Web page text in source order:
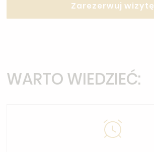
Zarezerwuj wizytę
WARTO WIEDZIEĆ: